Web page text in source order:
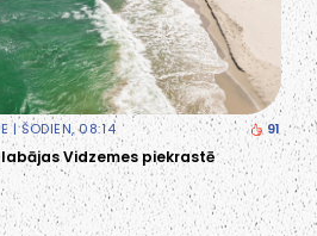
| ŠODIEN, 08:14 91
Vidzemes piekrastē